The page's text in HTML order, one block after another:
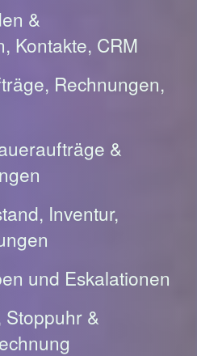
&
Kontakte, CRM
Rechnungen,
&
Inventur,
und Eskalationen
&